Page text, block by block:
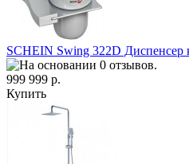
SCHEIN Swing 322D Диспенсер
999 999 р.
Купить